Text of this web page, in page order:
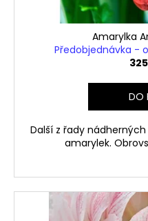
Amarylka
Předobjednávka -
DO
Další z řady
amarylek.